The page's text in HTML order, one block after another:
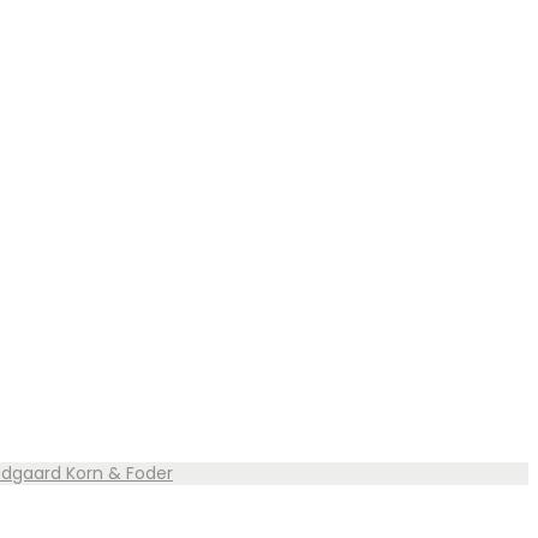
Korn & Foder